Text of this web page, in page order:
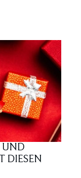
UND
DIESEN